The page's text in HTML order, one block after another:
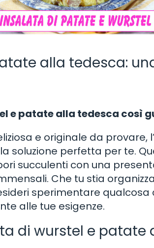
alla tedesca:
e patate alla tedesca così
e originale da provare,
soluzione perfetta per te.
succulenti con una
Che tu stia
sperimentare qualcosa
alle tue esigenze.
di wurstel e patate